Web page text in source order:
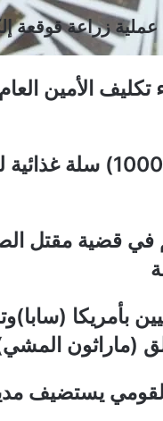
زراعة قوقعة
تكليف الأمين
الهلال الأحمر السوداني
في قضية مقتل
بأمريكا
(ماراثون
يستضيف